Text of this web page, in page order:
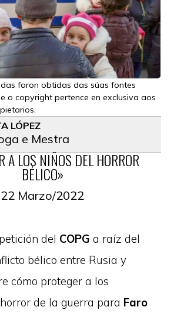
foron obtidas das súas fontes
o copyright pertence en exclusiva aos
LÓPEZ
e Mestra
A LOS NIÑOS DEL HORROR
BÉLICO»
22 Marzo/2022
del COPG a raíz del
bélico entre Rusia y
cómo proteger a los
de la guerra para Faro